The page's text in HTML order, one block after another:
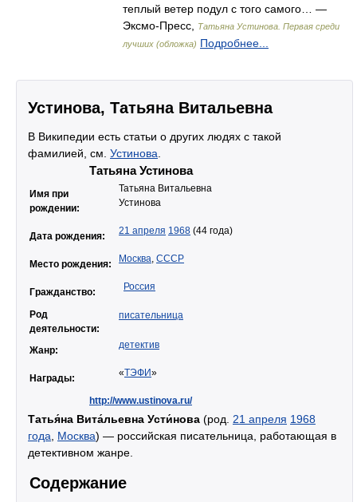
теплый ветер подул с того самого… —
Эксмо-Пресс,
Татьяна Устинова. Первая среди
лучших (обложка) Подробнее...
Устинова, Татьяна Витальевна
В Википедии есть статьи о других людях с такой
фамилией, см. Устинова
Татьяна Устинова
Имя при
рождении:
Татьяна Витальевна
Устинова
Дата рождения: 21 апреля 1968 (44 года)
Место рождения: Москва, СССР
Гражданство: Россия
Род
деятельности:
писательница
Жанр: детектив
Награды: «ТЭФИ»
http://www.ustinova.ru/
Татья́на Вита́льевна Усти́нова (род. 21 апреля 1968
года
Москва) — российская писательница, работающая в
детективном жанре.
Содержание